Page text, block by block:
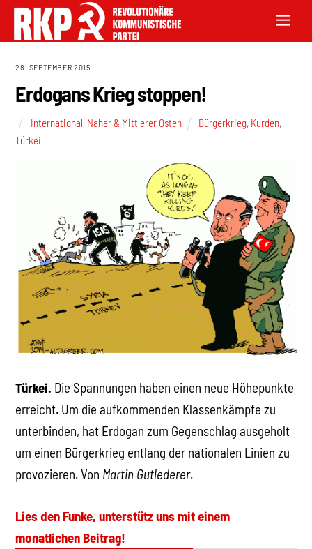
28. SEPTEMBER 2015
Erdogans Krieg stoppen!
International, Naher & Mittlerer Osten Bürgerkrieg, Kurden,
Türkei
Türkei. Die Spannungen haben einen neue Höhepunkte
erreicht. Um die aufkommenden Klassenkämpfe zu
unterbinden, hat Erdogan zum Gegenschlag ausgeholt
um einen Bürgerkrieg entlang der nationalen Linien zu
provozieren. Von Martin Gutlederer.
Lies den Funke, unterstütz uns mit einem
monatlichen Beitrag!